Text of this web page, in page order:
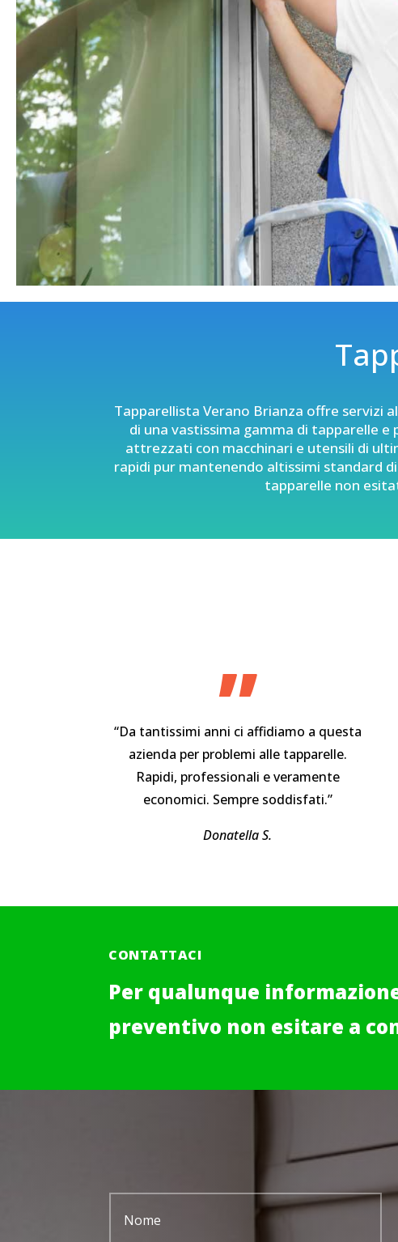
Tapparellista Verano Brianza offre servizi
di una vastissima gamma di tapparelle
attrezzati con macchinari e utensili di
rapidi pur mantenendo altissimi standard
tapparelle non
”
“Da tantissimi anni ci affidiamo a questa
azienda per problemi alle tapparelle.
Rapidi, professionali e veramente
economici. Sempre soddisfati.”
Donatella S.
CONTATTACI
Per qualunque
preventivo non esitare a